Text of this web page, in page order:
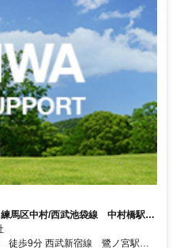
練馬区中村/西武池袋線 中村橋駅